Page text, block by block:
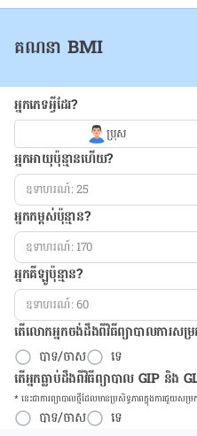
គណនា BMI
អ្នកភេទអ្វីដែរ?
ប្រុស
អ្នកអាយុប៉ុន្មានហើយ?
អ្នកកម្ពស់ប៉ុន្មាន?
អ្នកគីឡូប៉ុន្មាន?
តើលោកអ្នកចង់ដឹង​ពីវិធីព្យាបាលការសម្រ
បាទ/ចាស
ទេ
តើអ្នកធ្លាប់ដឹងពីវិធីព្យាបាល GIP និង
* នេះ​ជា​ការ​ព្យា​បាល​ថ្មីដែល​​មាន​ប្រសិទ្ធ​ភាព​ក្នុង​ការ​ជួយ​ស
បាទ/ចាស ទេ